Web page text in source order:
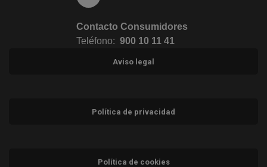
Contacto Consumidores
Teléfono: 900 10 11 41
Aviso legal
Política de privacidad
Política de cookies